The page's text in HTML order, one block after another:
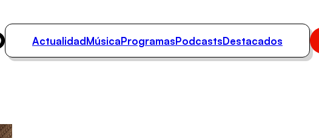
ActualidadMúsicaProgramasPodcastsDestacados